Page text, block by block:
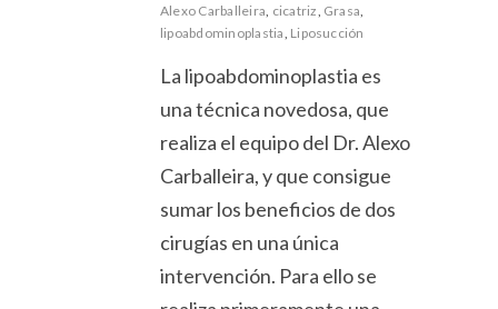
Alexo Carballeira, cicatriz, Grasa,
lipoabdominoplastia, Liposucción
La lipoabdominoplastia es
una técnica novedosa, que
realiza el equipo del Dr. Alexo
Carballeira, y que consigue
sumar los beneficios de dos
cirugías en una única
intervención. Para ello se